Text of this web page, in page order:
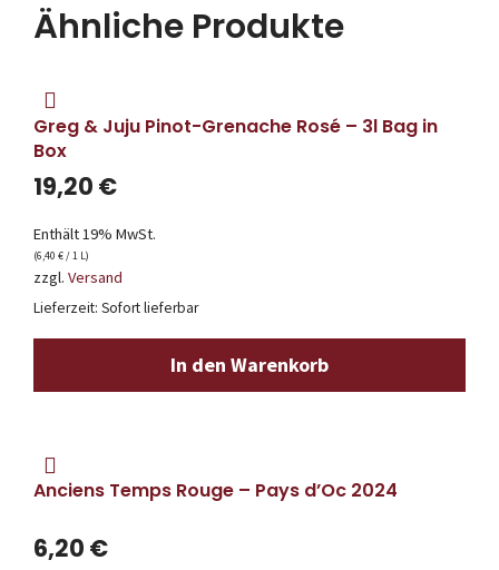
Ähnliche Produkte
Greg & Juju Pinot-Grenache Rosé – 3l Bag in
Box
19,20 €
Enthält 19% MwSt.
(6,40 €/ 1 L)
zzgl. Versand
Lieferzeit: Sofort lieferbar
In den Warenkorb
Anciens Temps Rouge – Pays d’Oc 2024
6,20 €